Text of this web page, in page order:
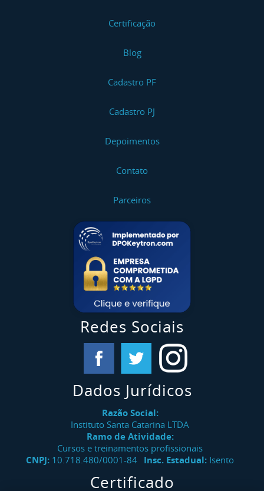
Certificação
Blog
Cadastro PF
Cadastro PJ
Depoimentos
Contato
Parceiros
Redes Sociais
Dados Jurídicos
Razão Social:
Instituto Santa Catarina LTDA
Ramo de Atividade:
Cursos e treinamentos profissionais
CNPJ: 10.718.480/0001-84 Insc. Estadual: Isento
Certificado